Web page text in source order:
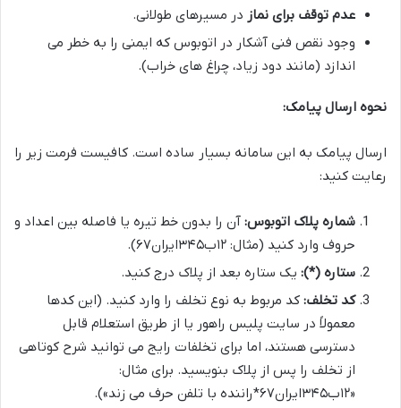
عدم توقف برای نماز در مسیرهای طولانی.
وجود نقص فنی آشکار در اتوبوس که ایمنی را به خطر می
اندازد (مانند دود زیاد، چراغ های خراب).
نحوه ارسال پیامک:
ارسال پیامک به این سامانه بسیار ساده است. کافیست فرمت زیر را
رعایت کنید:
شماره پلاک اتوبوس: آن را بدون خط تیره یا فاصله بین اعداد و
حروف وارد کنید (مثال: ۱۲ب۳۴۵ایران۶۷).
ستاره (*): یک ستاره بعد از پلاک درج کنید.
کد تخلف: کد مربوط به نوع تخلف را وارد کنید. (این کدها
معمولاً در سایت پلیس راهور یا از طریق استعلام قابل
دسترسی هستند، اما برای تخلفات رایج می توانید شرح کوتاهی
از تخلف را پس از پلاک بنویسید. برای مثال:
«۱۲ب۳۴۵ایران۶۷*راننده با تلفن حرف می زند»).